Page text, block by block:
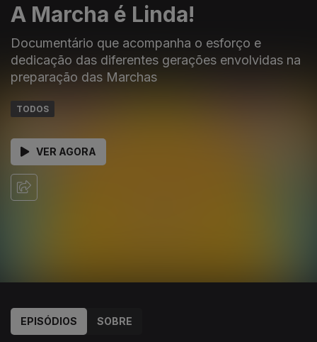
A Marcha é Linda!
Documentário que acompanha o esforço e
dedicação das diferentes gerações envolvidas na
preparação das Marchas
TODOS
VER AGORA
EPISÓDIOS SOBRE